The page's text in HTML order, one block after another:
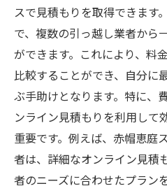
見積もり依頼時に
引っ越し見積もり
引っ越し見積もり
見積もりを依頼す
引っ越し見積もり
札幌市北区での見
地域特有の注意点札幌
る
スで見積もりを取得できます
で、複数の引っ越し業者から
ができます。これにより、料
比較することができ、自分に
ぶ手助けとなります。特に、
ンライン見積もりを利用して
重要です。例えば、赤帽恵庭
者は、詳細なオンライン見積
者のニーズに合わせたプラン